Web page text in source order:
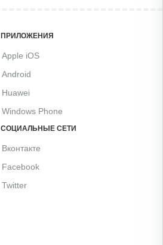
ПРИЛОЖЕНИЯ
Apple iOS
Android
Huawei
Windows Phone
СОЦИАЛЬНЫЕ СЕТИ
Вконтакте
Facebook
Twitter